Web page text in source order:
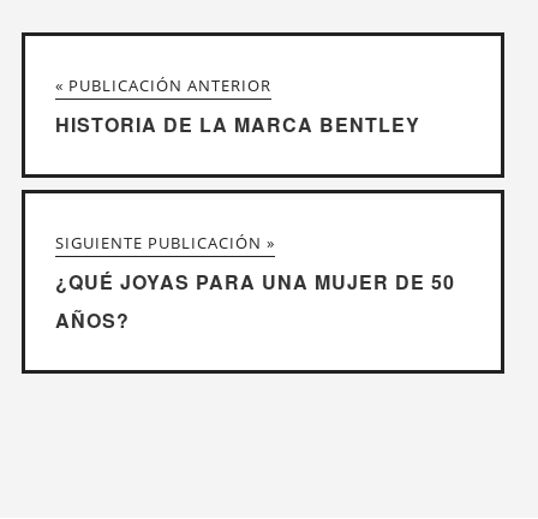
« PUBLICACIÓN ANTERIOR
HISTORIA DE LA MARCA BENTLEY
SIGUIENTE PUBLICACIÓN »
¿QUÉ JOYAS PARA UNA MUJER DE 50
AÑOS?